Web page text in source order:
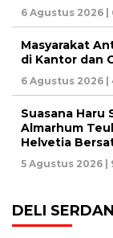
6 Agustus 2026 |
Masyarakat
di Kantor dan
6 Agustus 2026 |
Suasana Haru
Almarhum
Helvetia
5 Agustus 2026 |
DELI